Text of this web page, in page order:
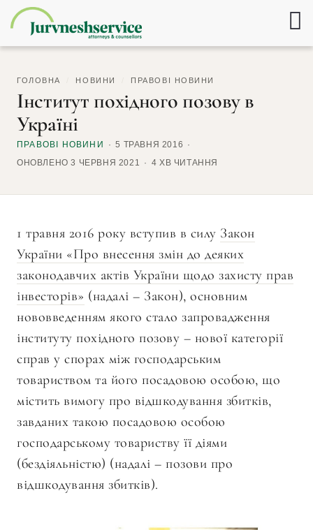
ГОЛОВНА НОВИНИ ПРАВОВІ НОВИНИ
Інститут похідного позову в
Україні
ПРАВОВІ НОВИНИ
5 ТРАВНЯ 2016
ОНОВЛЕНО 3 ЧЕРВНЯ 2021
4 ХВ ЧИТАННЯ
1 травня 2016 року вступив в силу Закон
України «Про внесення змін до деяких
законодавчих актів України щодо захисту прав
інвесторів» (надалі – Закон), основним
нововведенням якого стало запровадження
інституту похідного позову – нової категорії
справ у спорах між господарським
товариством та його посадовою особою, що
містить вимогу про відшкодування збитків,
завданих такою посадовою особою
господарському товариству її діями
(бездіяльністю) (надалі – позови про
відшкодування збитків).